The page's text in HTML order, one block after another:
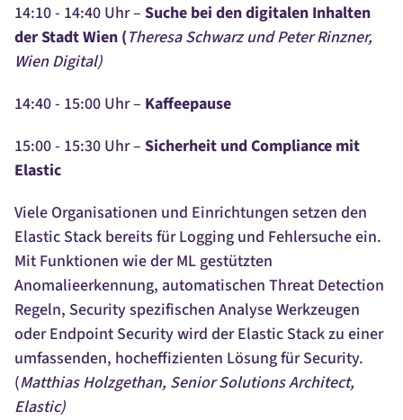
14:10 - 14:40 Uhr – Suche bei den digitalen Inhalten
der Stadt Wien (Theresa Schwarz und Peter Rinzner,
Wien Digital)
14:40 - 15:00 Uhr – Kaffeepause
15:00 - 15:30 Uhr – Sicherheit und Compliance mit
Elastic
Viele Organisationen und Einrichtungen setzen den
Elastic Stack bereits für Logging und Fehlersuche ein.
Mit Funktionen wie der ML gestützten
Anomalieerkennung, automatischen Threat Detection
Regeln, Security spezifischen Analyse Werkzeugen
oder Endpoint Security wird der Elastic Stack zu einer
umfassenden, hocheffizienten Lösung für Security.
(Matthias Holzgethan, Senior Solutions Architect,
Elastic)